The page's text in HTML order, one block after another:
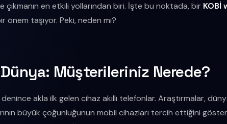
en etkili yollarından biri. İşte bu noktada, bir KOBİ
önem taşıyor. Peki, neden mi?
Müşterileriniz Nerede?
akla ilk gelen cihaz akıllı telefonlar. Araştırmalar,
büyük çoğunluğunun mobil cihazları tercih ettiğini